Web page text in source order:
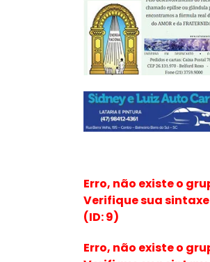
Erro, não existe o
Verifique sua
(ID: 9)
Erro, não existe o